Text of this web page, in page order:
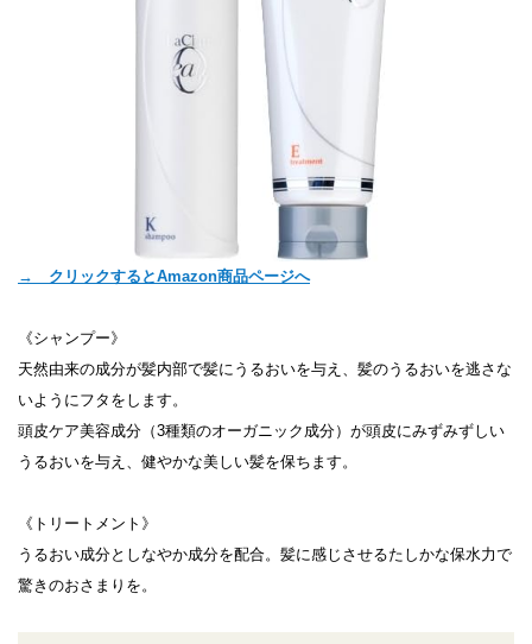
→ クリックするとAmazon商品ページへ
《シャンプー》
天然由来の成分が髪内部で髪にうるおいを与え、髪のうるおいを逃さな
いようにフタをします。
頭皮ケア美容成分（3種類のオーガニック成分）が頭皮にみずみずしい
うるおいを与え、健やかな美しい髪を保ちます。
《トリートメント》
うるおい成分としなやか成分を配合。髪に感じさせるたしかな保水力で
驚きのおさまりを。